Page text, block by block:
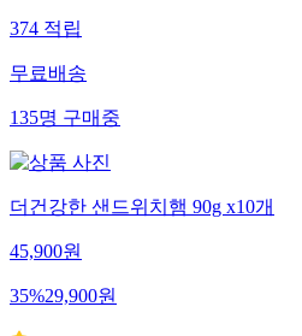
374적립
무료배송
135명구매중
더건강한 샌드위치햄 90g x10개
45,900원
35%29,900원